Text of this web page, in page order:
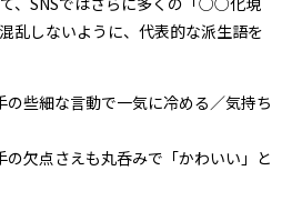
乱しないように、代表的な派生語を
の些細な言動で一気に冷める／気持ち
の欠点さえも丸呑みで「かわいい」と